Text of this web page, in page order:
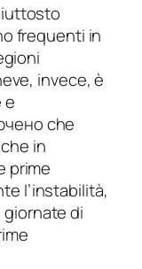
frequenti in
invece, è
e
che
in
prime
l’instabilità,
giornate di